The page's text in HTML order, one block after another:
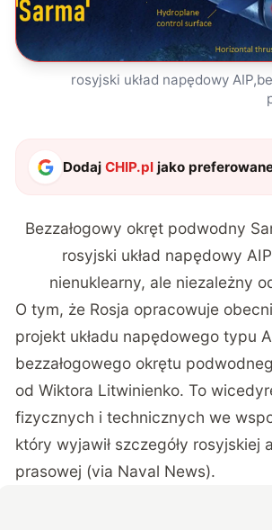
rosyjski układ napędowy
DodajCHIP.pl jako
Bezzałogowy okręt podwodny
rosyjski układ napędowy
nienuklearny, ale niezależny
O tym, że Rosja opracowuje
projekt układu napędowego typu
bezzałogowego okrętu
od Wiktora Litwinienko. To
fizycznych i technicznych we
który wyjawił szczegóły rosyjskiej
prasowej (via Naval News).